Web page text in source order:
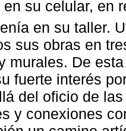
en su celular, en
en su taller.
sus obras en
murales. De
fuerte interés
del oficio de
y conexiones